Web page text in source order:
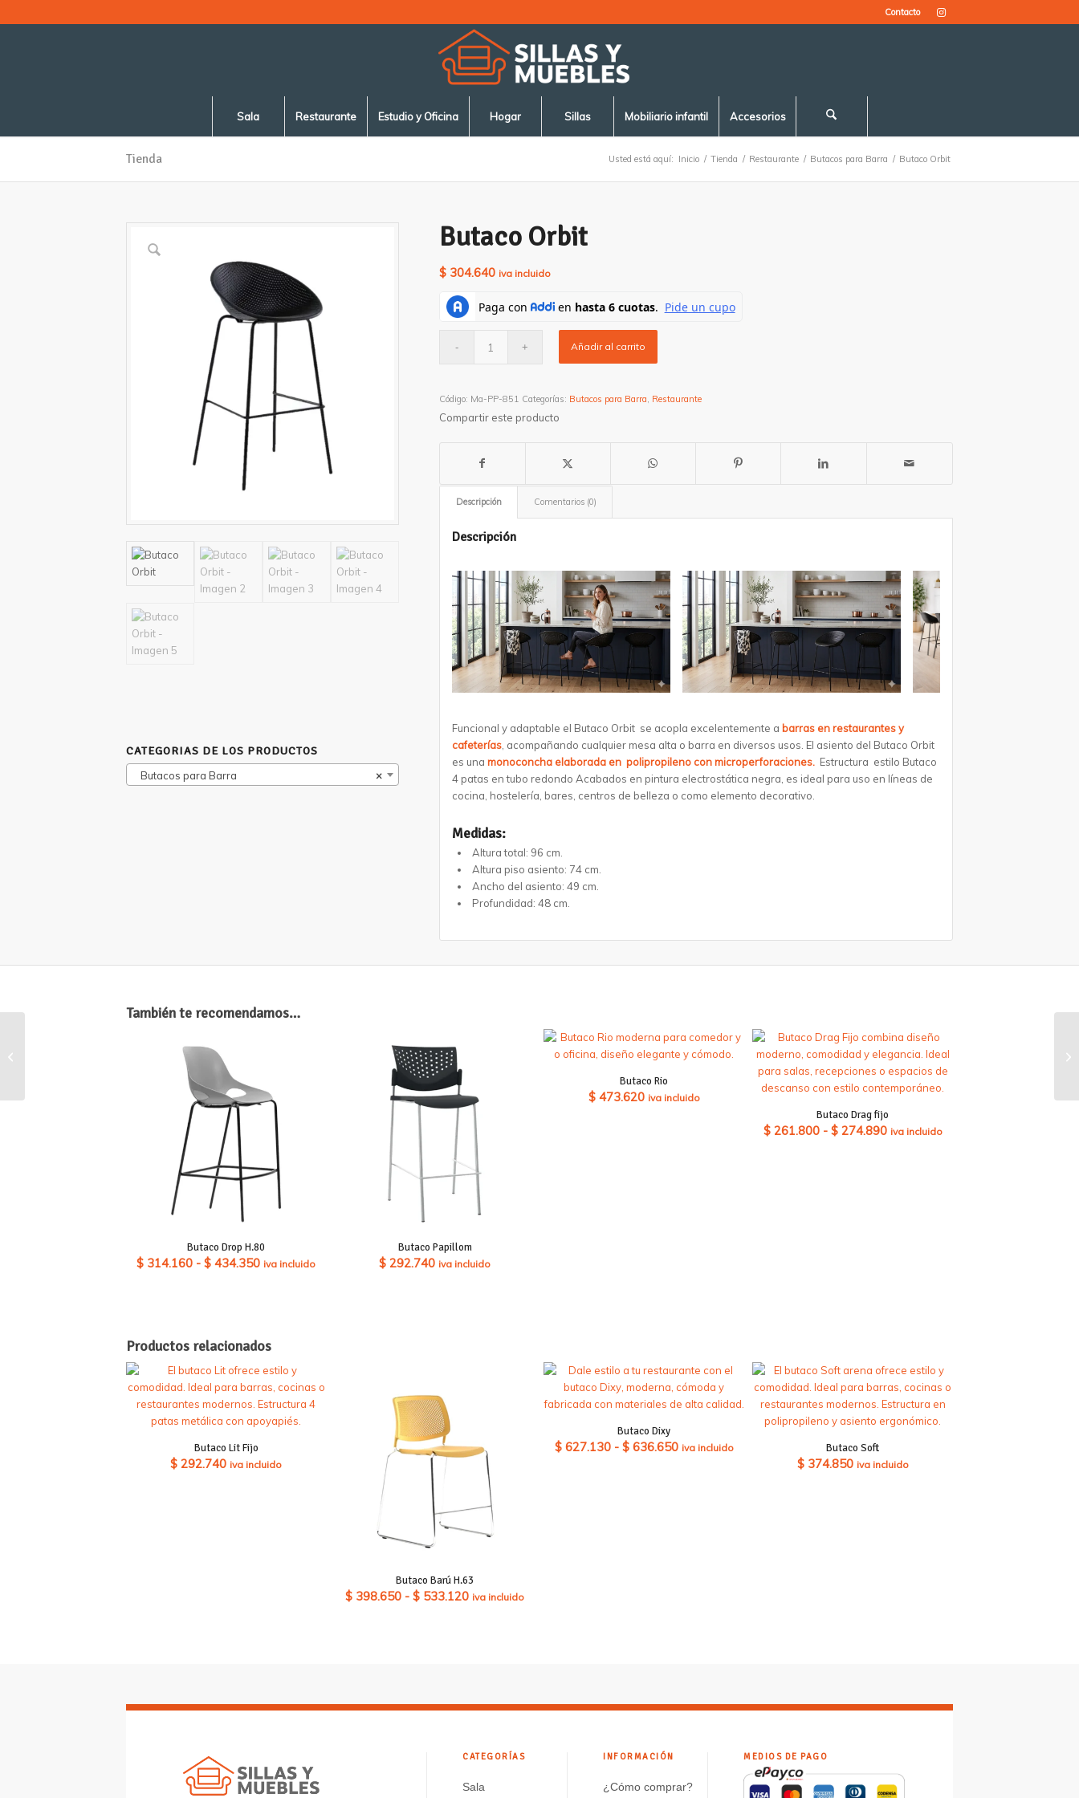
Contacto
Sala Restaurante Estudio y Oficina Hogar Sillas Mobiliario infantil Accesorios
Tienda Usted está aquí: Inicio / Tienda / Restaurante / Butacos para Barra / Butaco Orbit
CATEGORIAS DE LOS PRODUCTOS
×
Butacos para Barra
Butaco Orbit
$304.640 iva incluido
Añadir al carrito
Código: Ma-PP-851 Categorías: Butacos para Barra, Restaurante
Compartir este producto
Descripción Comentarios (0)
Descripción
Funcional y adaptable el Butaco Orbit se acopla excelentemente a barras en restaurantes y
cafeterías, acompañando cualquier mesa alta o barra en diversos usos. El asiento del Butaco Orbit
es una monoconcha elaborada en polipropileno con microperforaciones. Estructura estilo Butaco
4 patas en tubo redondo Acabados en pintura electrostática negra, es ideal para uso en líneas de
cocina, hostelería, bares, centros de belleza o como elemento decorativo.
Medidas:
Altura total: 96 cm.
Altura piso asiento: 74 cm.
Ancho del asiento: 49 cm.
Profundidad: 48 cm.
También te recomendamos…
Butaco Drop H.80
$ 314.160 - $ 434.350Rango
$ 314.160
$ 434.350
iva incluido
Butaco Papillom
$ 292.740 iva incluido
Butaco Rio
$473.620 iva incluido
Butaco Drag fijo
$261.800 - $274.890Rango
iva incluido
Productos relacionados
Butaco Lit Fijo
$ 292.740 iva incluido
Butaco Barú H.63
$ 398.650 - $ 533.120Rango
$ 533.120
iva incluido
Butaco Dixy
$627.130 - $636.650Rango
iva incluido Butaco Soft
$374.850 iva incluido
CATEGORÍAS
Sala
INFORMACIÓN
¿Cómo comprar?
MEDIOS DE PAGO